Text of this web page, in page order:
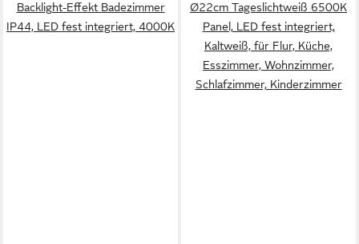
Backlight-Effekt Badezimmer
IP44, LED fest integriert, 4000K
Ø22cm Tageslichtweiß 6500K
Panel, LED fest integriert,
Kaltweiß, für Flur, Küche,
Esszimmer, Wohnzimmer,
Schlafzimmer, Kinderzimmer